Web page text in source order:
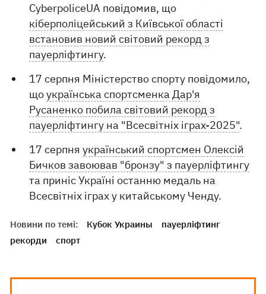
CyberpoliceUA повідомив, що
кіберполіцейський з Київської області
встановив новий світовий рекорд з
пауерліфтингу.
17 серпня Міністерство спорту повідомило,
щоукраїнська спортсменка Дар'я
Русаненко побила світовий рекорд з
пауерліфтингу на "Всесвітніх іграх-2025".
17 серпняукраїнський спортсмен Олексій
Бичков завоював "бронзу" з пауерліфтингу
та приніс Україні останню медаль на
Всесвітніх іграх у китайському Ченду.
Новини по темі: Кубок Украины
пауерліфтинг
рекорди
спорт